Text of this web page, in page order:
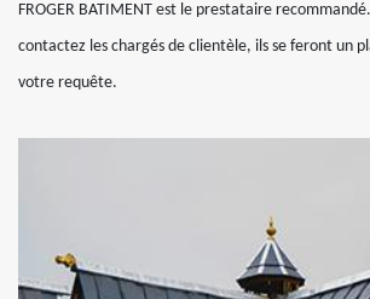
FROGER BATIMENT est le prestataire
contactez les chargés de clientèle, ils se feront un
votre requête.